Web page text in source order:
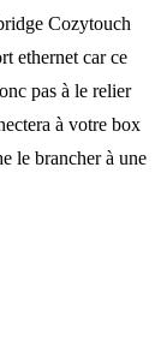
Cozytouch
ethernet car ce
pas à le relier
à votre box
le brancher à une